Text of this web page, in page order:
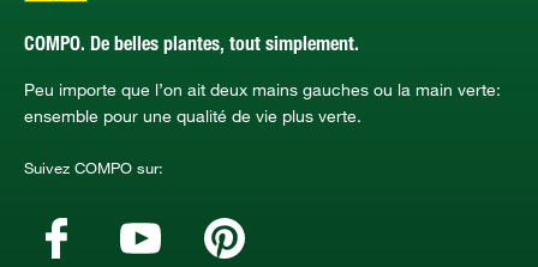
COMPO. De belles plantes, tout simplement.
Peu importe que l’on ait deux mains gauches ou la main verte:
ensemble pour une qualité de vie plus verte.
Suivez COMPO sur: